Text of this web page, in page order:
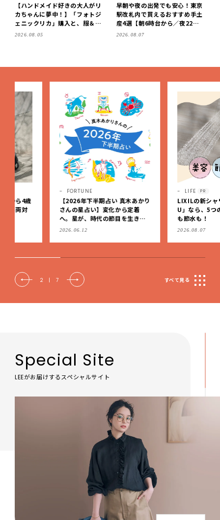
【ハンドメイド好きの大人がリ
カちゃんに夢中！】「フォトジ
ェニックリカ」購入と、服＆ク
ローゼットの手づくり実例をご
2026.08.05
早朝や夜の出発でも安心！東京
駅改札内で買えるおすすめ手土
産4選【朝6時台から／夜22時
まで営業】
2026.08.07
【2026年下半期占い 真木あかり
さんの星占い】変化から定着
へ。星が、時代の節目を生きる
私たちを導く
LIXILの新シャワーヘッド
U」なら、5つの水流で美
も節水も！
2 | 7 すべて見る
Special Site
LEEがお届けするスペシャルサイト